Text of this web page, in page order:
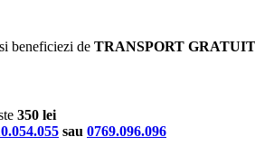
si beneficiezi de TRANSPORT GRATUIT
350 lei
sau 0769.096.096